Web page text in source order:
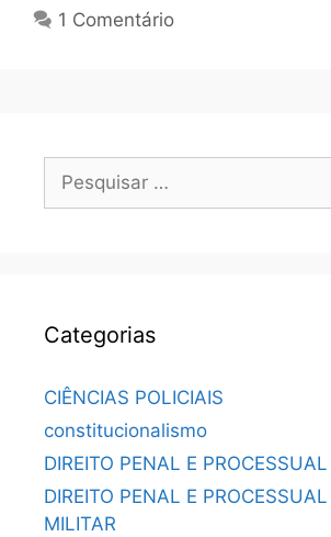
1 Comentário
Categorias
CIÊNCIAS POLICIAIS
constitucionalismo
DIREITO PENAL E PROCESSUAL
DIREITO PENAL E
MILITAR